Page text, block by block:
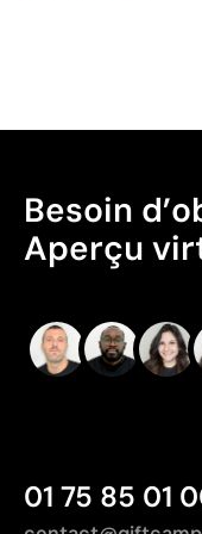
Besoin
Aperçu
01 75 85 01